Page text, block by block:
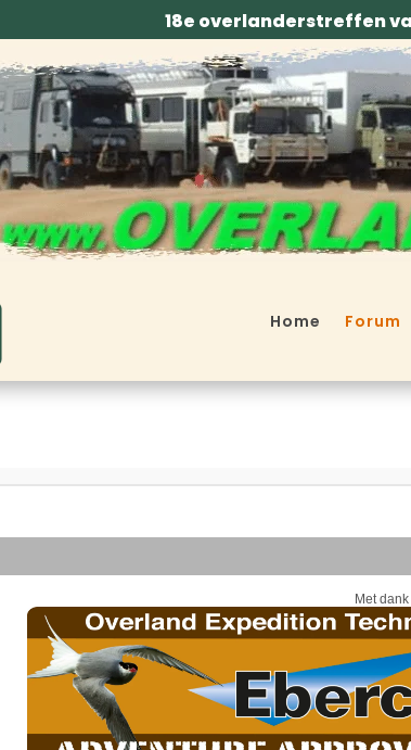
18e overlanderstreffen
Home Forum